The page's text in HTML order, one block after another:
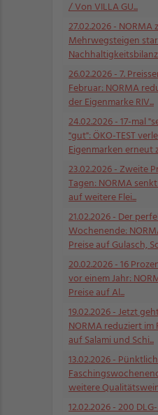
/ Von VILLA GU...
27.02.2026- NORMA
Mehrwegsteigen
26.02.2026- 7.
Februar: NORMA
der Eigenmarke RIV...
24.02.2026- 17-mal
"gut": ÖKO-TEST
Eigenmarken erneut
23.02.2026- Zweite
Tagen: NORMA
auf weitere Flei...
21.02.2026- Der
Wochenende:
Preise auf Gulasch,
20.02.2026- 16
vor einem Jahr:
Preise auf Al...
19.02.2026- Jetzt
NORMA reduziert im
auf Salami und Schi...
13.02.2026-
weitere
12.02.2026- 200